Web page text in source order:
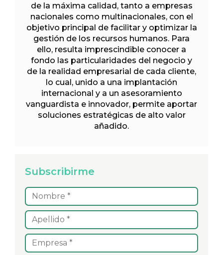
de la máxima calidad, tanto a empresas
nacionales como multinacionales, con el
objetivo principal de facilitar y optimizar la
gestión de los recursos humanos. Para
ello, resulta imprescindible conocer a
fondo las particularidades del negocio y
de la realidad empresarial de cada cliente,
lo cual, unido a una implantación
internacional y a un asesoramiento
vanguardista e innovador, permite aportar
soluciones estratégicas de alto valor
añadido.
Subscribirme